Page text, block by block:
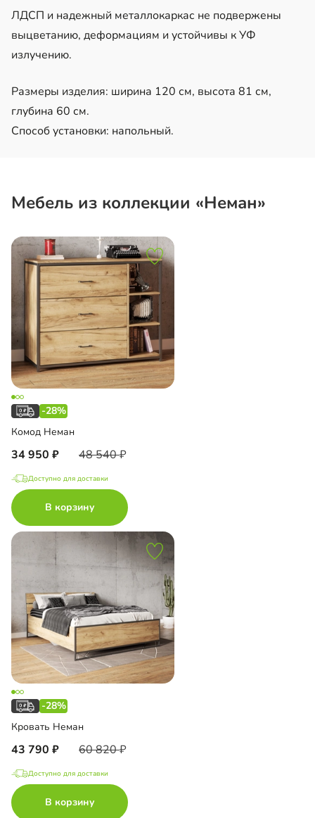
ЛДСП и надежный металлокаркас не подвержены
выцветанию, деформациям и устойчивы к УФ
излучению.
Размеры изделия: ширина 120 см, высота 81 см,
глубина 60 см.
Способ установки: напольный.
Мебель из коллекции «Неман»
-28%
Комод Неман
34 950 48 540
Доступно для доставки
В корзину
-28%
Кровать Неман
43 790 60 820
Доступно для доставки
В корзину